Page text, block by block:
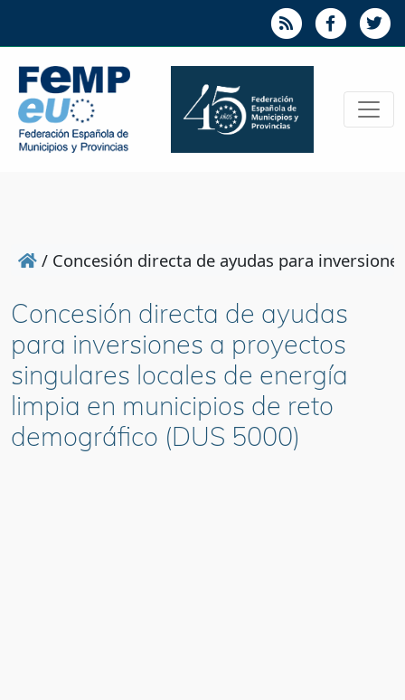
/ Concesión directa de ayudas para
Concesión directa de ayudas
para inversiones a proyectos
singulares locales de energía
limpia en municipios de reto
demográfico (DUS 5000)